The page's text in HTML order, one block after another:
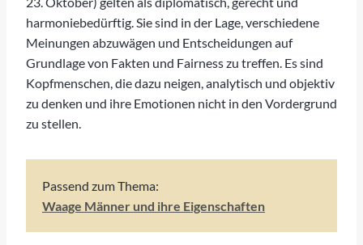
harmoniebedürftig. Sie sind in der Lage, verschiedene
Meinungen abzuwägen und Entscheidungen auf
Grundlage von Fakten und Fairness zu treffen. Es sind
Kopfmenschen, die dazu neigen, analytisch und objektiv
zu denken und ihre Emotionen nicht in den Vordergrund
zu stellen.
Passend zum Thema:
Waage Männer und ihre Eigenschaften